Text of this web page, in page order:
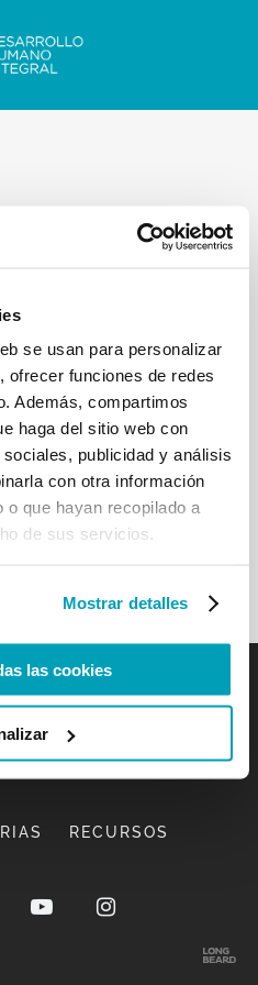
se usan para personalizar
ofrecer funciones de redes
Además, compartimos
haga del sitio web con
publicidad y análisis
con otra información
o que hayan recopilado a
de sus servicios.
Mostrar detalles
las cookies
RECURSOS